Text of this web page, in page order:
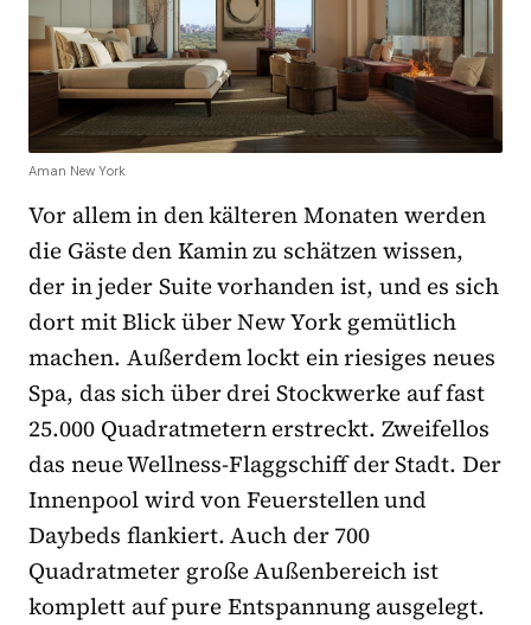
Aman New York
Vor allem in den kälteren Monaten werden
die Gäste den Kamin zu schätzen wissen,
der in jeder Suite vorhanden ist, und es sich
dort mit Blick über New York gemütlich
machen. Außerdem lockt ein riesiges neues
Spa, das sich über drei Stockwerke auf fast
25.000 Quadratmetern erstreckt. Zweifellos
das neue Wellness-Flaggschiff der Stadt. Der
Innenpool wird von Feuerstellen und
Daybeds flankiert. Auch der 700
Quadratmeter große Außenbereich ist
komplett auf pure Entspannung ausgelegt.